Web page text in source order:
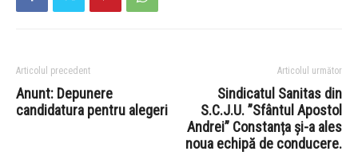
Articolul precedent
Anunt: Depunere
candidatura pentru alegeri
Articolul următor
Sindicatul Sanitas din
S.C.J.U. ”Sfântul Apostol
Andrei” Constanța și-a ales
noua echipă de conducere.